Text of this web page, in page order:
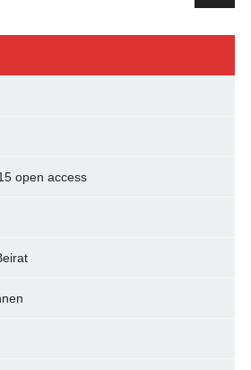
open access